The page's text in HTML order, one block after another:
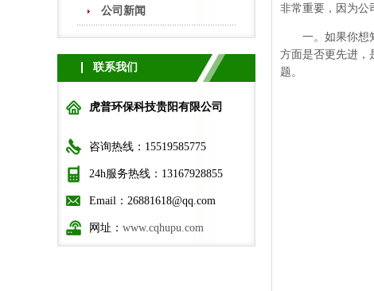
公司新闻
联系我们
虎普环保科技贵阳有限公司
咨询热线：15519585775
24h服务热线：13167928855
Email：26881618@qq.com
网址： www.cqhupu.com
非常重要，因为公
一。如果你想知
方面是否更先进，
题。